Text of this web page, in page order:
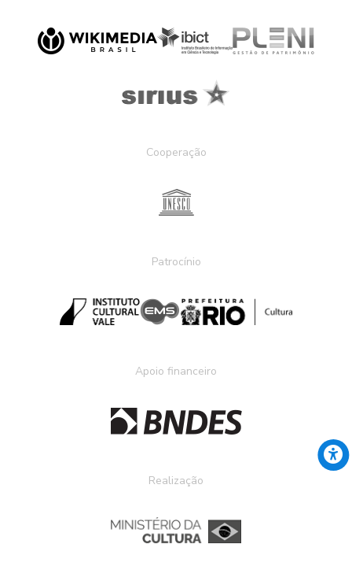
Cooperação
Patrocínio
Apoio financeiro
Realização